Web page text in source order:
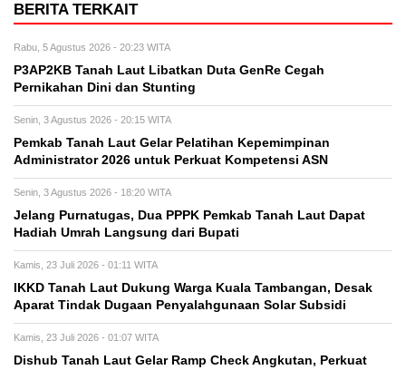
BERITA TERKAIT
Rabu, 5 Agustus 2026 - 20:23 WITA
P3AP2KB Tanah Laut Libatkan Duta GenRe Cegah
Pernikahan Dini dan Stunting
Senin, 3 Agustus 2026 - 20:15 WITA
Pemkab Tanah Laut Gelar Pelatihan Kepemimpinan
Administrator 2026 untuk Perkuat Kompetensi ASN
Senin, 3 Agustus 2026 - 18:20 WITA
Jelang Purnatugas, Dua PPPK Pemkab Tanah Laut Dapat
Hadiah Umrah Langsung dari Bupati
Kamis, 23 Juli 2026 - 01:11 WITA
IKKD Tanah Laut Dukung Warga Kuala Tambangan, Desak
Aparat Tindak Dugaan Penyalahgunaan Solar Subsidi
Kamis, 23 Juli 2026 - 01:07 WITA
Dishub Tanah Laut Gelar Ramp Check Angkutan, Perkuat